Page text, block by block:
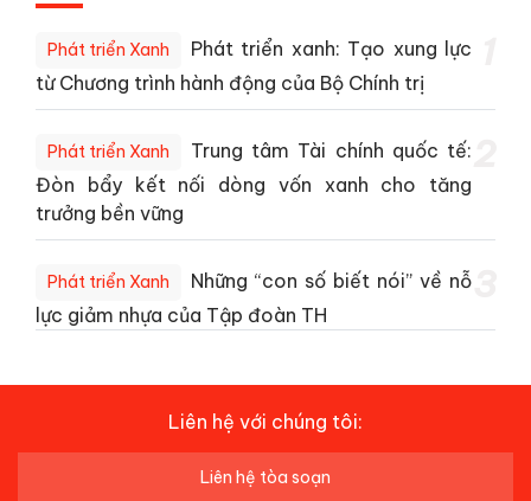
Phát triển Xanh
Phát triển xanh: Tạo xung lực
từ Chương trình hành động của Bộ Chính trị
Phát triển Xanh
Trung tâm Tài chính quốc tế:
Đòn bẩy kết nối dòng vốn xanh cho tăng
trưởng bền vững
Phát triển Xanh
Những “con số biết nói” về nỗ
lực giảm nhựa của Tập đoàn TH
Liên hệ với chúng tôi:
Liên hệ tòa soạn